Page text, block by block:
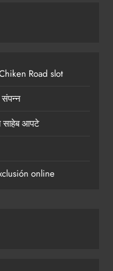
Road slot
संपन्न
साहेब आपटे
online